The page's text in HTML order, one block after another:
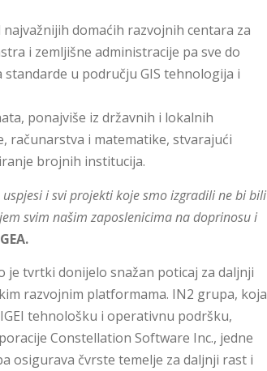
domaćih razvojnih centara za
i zemljišne administracije pa sve do
u području GIS tehnologija i
ponajviše iz državnih i lokalnih
računarstva i matematike, stvarajući
brojnih institucija.
i svi projekti koje smo izgradili ne bi bili
svim našim zaposlenicima na doprinosu i
je tvrtki donijelo snažan poticaj za daljnji
razvojnim platformama. IN2 grupa, koja
tehnološku i operativnu podršku,
Constellation Software Inc., jedne
osigurava čvrste temelje za daljnji rast i